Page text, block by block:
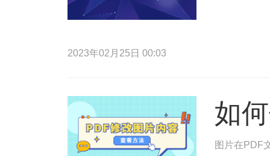
2023年02月25日 00:03
如
图片在PDF